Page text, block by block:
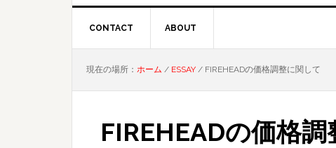
CONTACT ABOUT
現在の場所： ホーム / ESSAY / FIREHEADの価格調整に関して
FIREHEADの価格